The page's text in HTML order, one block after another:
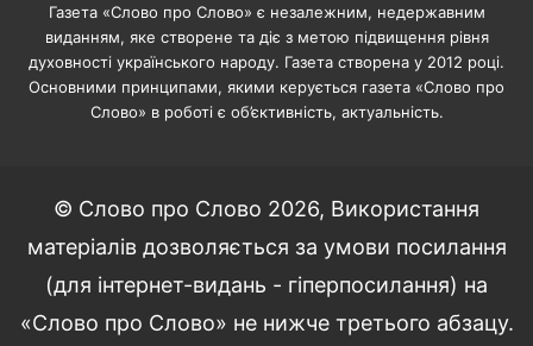
Газета «Слово про Слово» є незалежним, недержавним
виданням, яке створене та діє з метою підвищення рівня
духовності українського народу. Газета створена у 2012 році.
Основними принципами, якими керується газета «Слово про
Слово» в роботі є об’єктивність, актуальність.
© Слово про Слово 2026, Використання
матеріалів дозволяється за умови посилання
(для інтернет-видань - гіперпосилання) на
«Слово про Слово» не нижче третього абзацу.